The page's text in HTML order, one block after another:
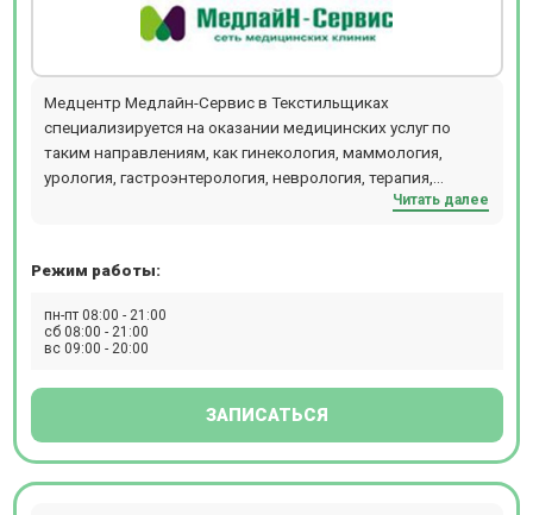
Медцентр Медлайн-Сервис в Текстильщиках
специализируется на оказании медицинских услуг по
таким направлениям, как гинекология, маммология,
урология, гастроэнтерология, неврология, терапия,
эндокринология. В клинике можно сдать все виды
работает без выходных.
Читать далее
Режим работы:
пн-пт 08:00 - 21:00
сб 08:00 - 21:00
вс 09:00 - 20:00
ЗАПИСАТЬСЯ